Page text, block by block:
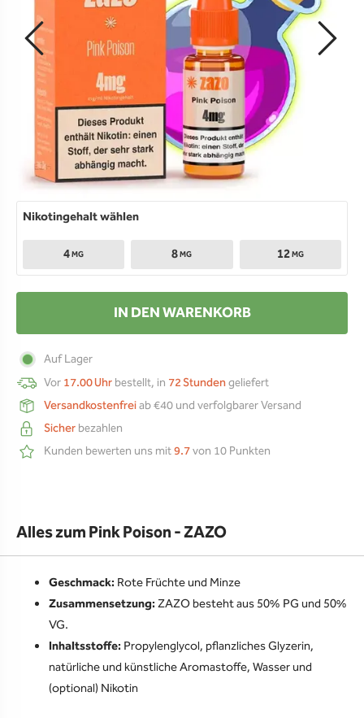
Nikotingehalt wählen
4MG 8MG 12MG
IN DEN WARENKORB
Auf Lager
Vor17.00 Uhrbestellt, in 72 Stundengeliefert
Versandkostenfreiab €40 und verfolgbarer Versand
Sicherbezahlen
Kunden bewerten uns mit9.7von 10 Punkten
Alles zum Pink Poison - ZAZO
Geschmack: Rote Früchte und Minze
Zusammensetzung:ZAZO besteht aus 50% PG und 50%
VG.
Inhaltsstoffe: Propylenglycol, pflanzliches Glyzerin,
natürliche und künstliche Aromastoffe, Wasser und
(optional) Nikotin